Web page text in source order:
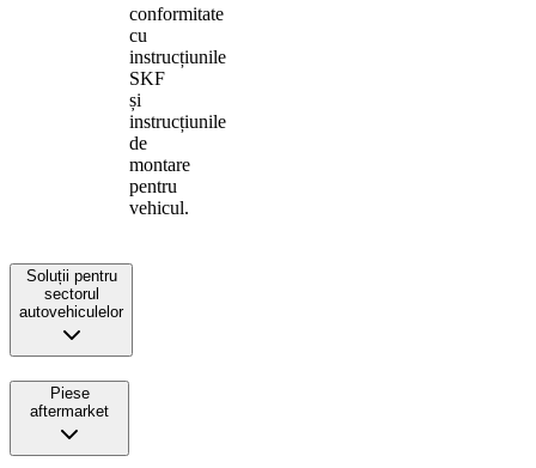
conformitate
cu
instrucțiunile
SKF
și
instrucțiunile
de
montare
pentru
vehicul.
Soluții pentru
sectorul
autovehiculelor
Piese
aftermarket